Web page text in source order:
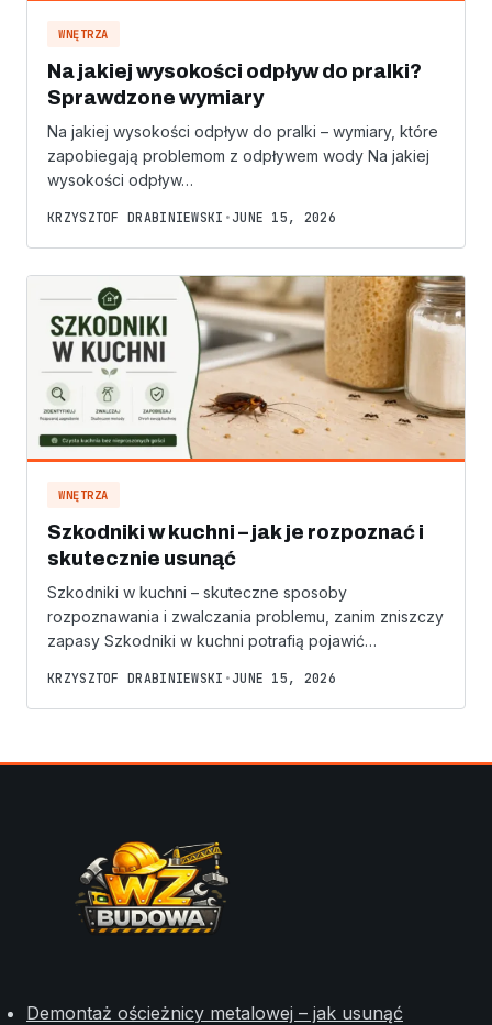
WNĘTRZA
Na jakiej wysokości odpływ do pralki?
Sprawdzone wymiary
Na jakiej wysokości odpływ do pralki – wymiary, które
zapobiegają problemom z odpływem wody Na jakiej
wysokości odpływ…
KRZYSZTOF DRABINIEWSKI • JUNE 15, 2026
WNĘTRZA
Szkodniki w kuchni – jak je rozpoznać i
skutecznie usunąć
Szkodniki w kuchni – skuteczne sposoby
rozpoznawania i zwalczania problemu, zanim zniszczy
zapasy Szkodniki w kuchni potrafią pojawić…
KRZYSZTOF DRABINIEWSKI • JUNE 15, 2026
Demontaż ościeżnicy metalowej – jak usunąć